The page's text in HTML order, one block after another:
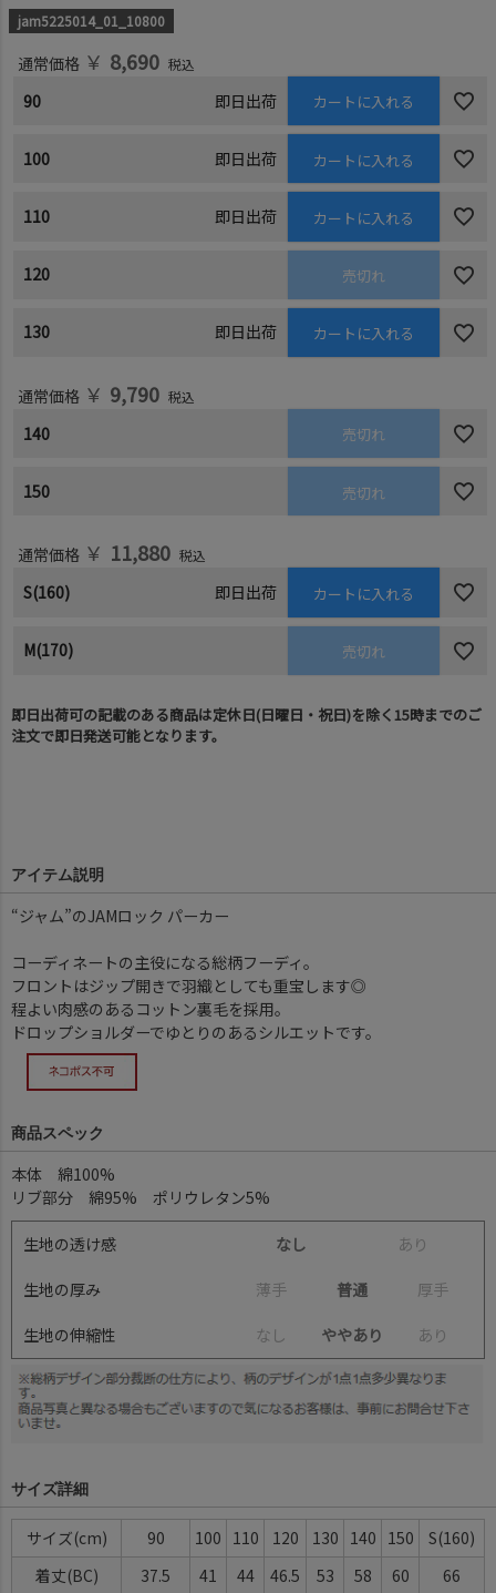
jam5225014_01_10800
通常価格 ￥ 8,690 税込
90 即日出荷 カートに入れる
100 即日出荷 カートに入れる
110 即日出荷 カートに入れる
120 売切れ
130 即日出荷 カートに入れる
通常価格 ￥ 9,790 税込
140 売切れ
150 売切れ
通常価格 ￥ 11,880 税込
S(160) 即日出荷 カートに入れる
M(170) 売切れ
即日出荷可の記載のある商品は定休日(日曜日・祝日)を除く15時までのご
注文で即日発送可能となります。
アイテム説明
“ジャム”のJAMロック パーカー
コーディネートの主役になる総柄フーディ。
フロントはジップ開きで羽織としても重宝します◎
程よい肉感のあるコットン裏毛を採用。
ドロップショルダーでゆとりのあるシルエットです。
商品スペック
本体 綿100%
リブ部分 綿95% ポリウレタン5%
生地の透け感 なし あ り
生地の厚み 薄手 普通 厚手
生地の伸縮性 な し ややあり あ り
サイズ詳細
サイズ(cm) 90 100 110 120 130 140 150
S(160)
着丈(BC)
37.5 41 44 46.5 53 58 60 66